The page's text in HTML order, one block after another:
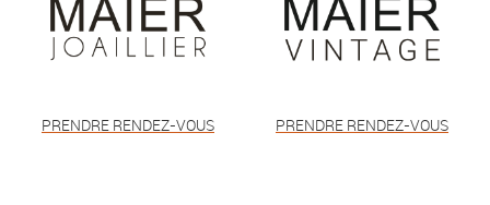
PRENDRE RENDEZ-VOUS PRENDRE RENDEZ-VOUS